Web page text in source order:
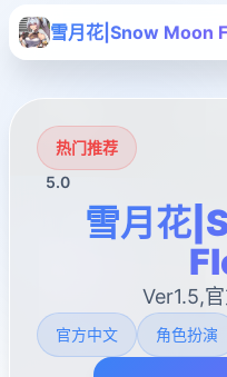
雪月花|Snow Moon
热门推荐
5.0
雪月花
Ver1.5,
官方中文 角色扮演